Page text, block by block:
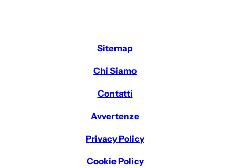
Sitemap
Chi Siamo
Contatti
Avvertenze
Privacy Policy
Cookie Policy